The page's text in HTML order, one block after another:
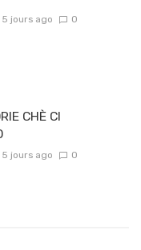
5 jours ago 0
CHÈ CI
5 jours ago 0